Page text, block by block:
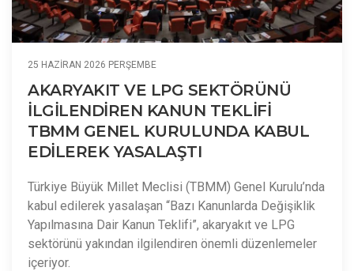
25 HAZIRAN 2026 PERŞEMBE
AKARYAKIT VE LPG SEKTÖRÜNÜ
İLGİLENDİREN KANUN TEKLİFİ
TBMM GENEL KURULUNDA KABUL
EDİLEREK YASALAŞTI
Türkiye Büyük Millet Meclisi (TBMM) Genel Kurulu’nda
kabul edilerek yasalaşan “Bazı Kanunlarda Değişiklik
Yapılmasına Dair Kanun Teklifi”, akaryakıt ve LPG
sektörünü yakından ilgilendiren önemli düzenlemeler
içeriyor.